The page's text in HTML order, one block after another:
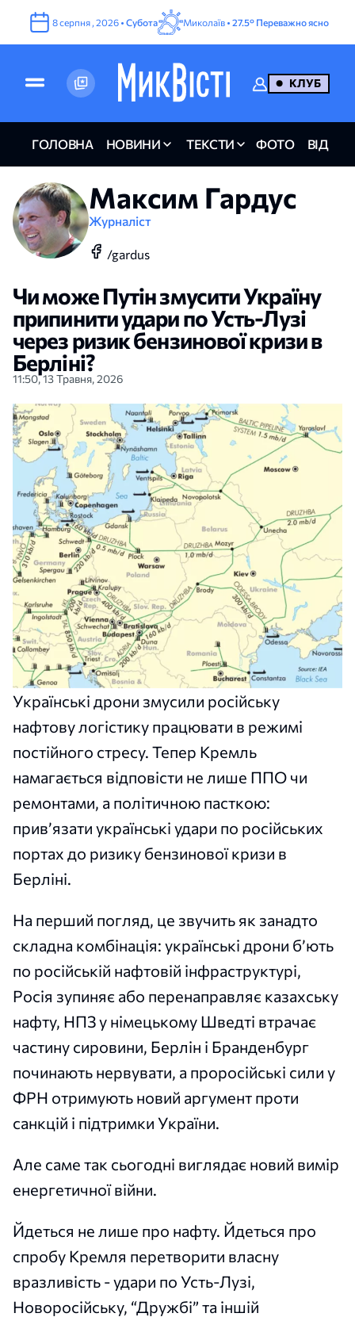
8серпня , 2026 • Субота Миколаїв • 27.5° Переважно ясно
КЛУБ
ГОЛОВНА НОВИНИ ТЕКСТИ ФОТО ВІДЕО
Максим Гардус
Журналіст
/gardus
Чи може Путін змусити Україну
припинити удари по Усть-Лузі
через ризик бензинової кризи в
Берліні?
11:50, 13 Травня, 2026
Українські дрони змусили російську
нафтову логістику працювати в режимі
постійного стресу. Тепер Кремль
намагається відповісти не лише ППО чи
ремонтами, а політичною пасткою:
прив’язати українські удари по російських
портах до ризику бензинової кризи в
Берліні.
На перший погляд, це звучить як занадто
складна комбінація: українські дрони б’ють
по російській нафтовій інфраструктурі,
Росія зупиняє або перенаправляє казахську
нафту, НПЗ у німецькому Шведті втрачає
частину сировини, Берлін і Бранденбург
починають нервувати, а проросійські сили у
ФРН отримують новий аргумент проти
санкцій і підтримки України.
Але саме так сьогодні виглядає новий вимір
енергетичної війни.
Йдеться не лише про нафту. Йдеться про
спробу Кремля перетворити власну
вразливість - удари по Усть-Лузі,
Новоросійську, “Дружбі” та іншій